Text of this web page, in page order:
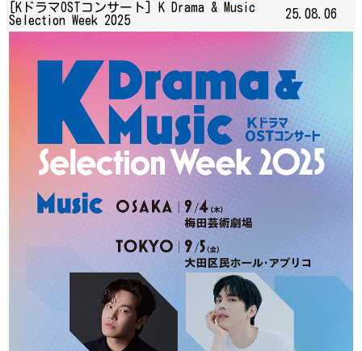
[KドラマOSTコンサート] K Drama & Music
Selection Week 2025
25.08.06